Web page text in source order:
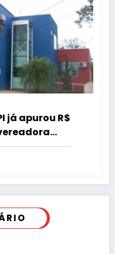
já apurou R$
R$ 9,5